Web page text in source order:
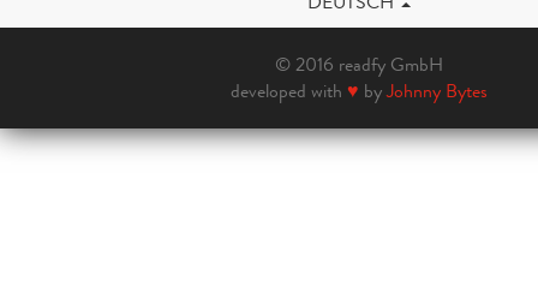
© 2016 readfy GmbH
developed with ♥ byJohnny Bytes